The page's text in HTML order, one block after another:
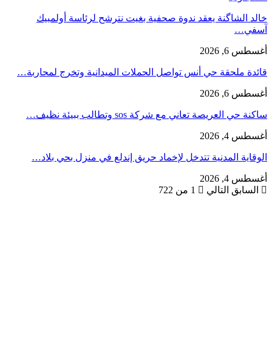
خالد الشاگنة يعقد ندوة صحفية بغيت نترشح لرئاسة أولمبيك
آسفي…
أغسطس 6, 2026
قائدة ملحقة حي أنس تواصل الحملات الميدانية وتخرج لمحاربة…
أغسطس 6, 2026
ساكنة حي العريصة تعاني مع شركة sos وتطالب ببيئة نظيف…
أغسطس 4, 2026
الوقاية المدنية تتدخل لإخماد حريق إندلع في منزل بحي بلاد…
أغسطس 4, 2026
السابق التالي 1 من 722